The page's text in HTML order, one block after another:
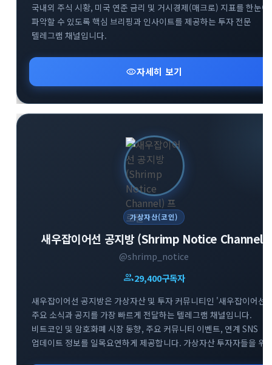
국내외 주식 시황, 미국 연준 금리 및 거시경제(매크로) 지표를 한눈에
파악할 수 있도록 핵심 브리핑과 인사이트를 제공하는 투자 전문
텔레그램 채널입니다.
visibility자세히 보기
가상자산(코인)
새우잡이어선 공지방 (Shrimp Notice Channel)
@shrimp_notice
group29,400구독자
새우잡이어선 공지방은 가상자산 및 투자 커뮤니티인 '새우잡이어선'
주요 소식과 공지를 가장 빠르게 전달하는 텔레그램 채널입니다.
비트코인 및 암호화폐 시장 동향, 주요 커뮤니티 이벤트, 연계 SNS
업데이트 정보를 일목요연하게 제공합니다. 가상자산 투자자들을 위